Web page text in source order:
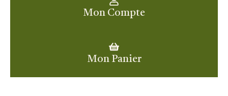
Mon Compte
Mon Panier